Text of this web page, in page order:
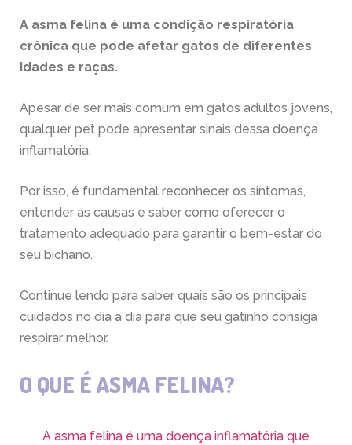
A asma felina é uma condição respiratória
crônica que pode afetar gatos de diferentes
idades e raças.
Apesar de ser mais comum em gatos adultos jovens,
qualquer pet pode apresentar sinais dessa doença
inflamatória.
Por isso, é fundamental reconhecer os sintomas,
entender as causas e saber como oferecer o
tratamento adequado para garantir o bem-estar do
seu bichano.
Continue lendo para saber quais são os principais
cuidados no dia a dia para que seu gatinho consiga
respirar melhor.
O QUE É ASMA FELINA?
A asma felina é uma doença inflamatória que